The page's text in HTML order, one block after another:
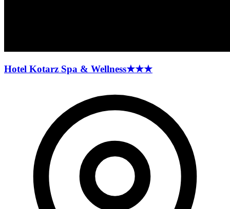
Hotel Kotarz Spa & Wellness★★★